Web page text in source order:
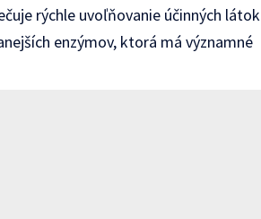
rýchle uvoľňovanie účinných látok
enzýmov, ktorá má významné